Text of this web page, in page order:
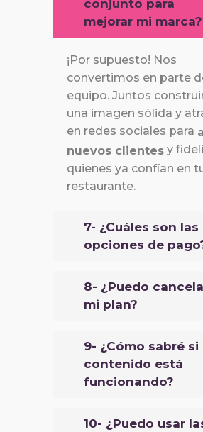
conjunto para
mejorar mi marca?
¡Por supuesto! Nos
convertimos en parte
equipo. Juntos
una imagen sólida y
en redes sociales para
nuevos clientes y
quienes ya confían en
restaurante.
7- ¿Cuáles son las
opciones de
8- ¿Puedo
mi plan?
9- ¿Cómo sabré si
contenido está
funcionando?
10- ¿Puedo usar